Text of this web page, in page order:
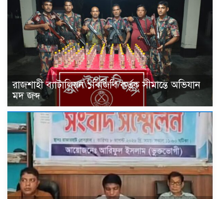
রাজশাহী ব্যাটালিয়ন ১বিজিবি কর্তৃক সীমান্তে অভিযান
মদ জব্দ